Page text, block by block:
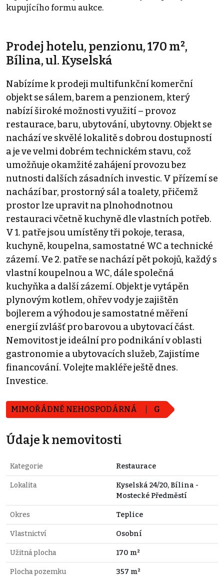
kupujícího formu aukce.
Prodej hotelu, penzionu, 170 m²,
Bílina, ul. Kyselská
Nabízíme k prodeji multifunkční komerční
objekt se sálem, barem a penzionem, který
nabízí široké možnosti využití – provoz
restaurace, baru, ubytování, ubytovny. Objekt se
nachází ve skvělé lokalitě s dobrou dostupností
a je ve velmi dobrém technickém stavu, což
umožňuje okamžité zahájení provozu bez
nutnosti dalších zásadních investic. V přízemí se
nachází bar, prostorný sál a toalety, přičemž
prostor lze upravit na plnohodnotnou
restauraci včetně kuchyně dle vlastních potřeb.
V 1. patře jsou umístěny tři pokoje, terasa,
kuchyně, koupelna, samostatné WC a technické
zázemí. Ve 2. patře se nachází pět pokojů, každý s
vlastní koupelnou a WC, dále společná
kuchyňka a další zázemí. Objekt je vytápěn
plynovým kotlem, ohřev vody je zajištěn
bojlerem a výhodou je samostatné měření
energií zvlášť pro barovou a ubytovací část.
Nemovitost je ideální pro podnikání v oblasti
gastronomie a ubytovacích služeb, Zajistíme
financování. Volejte makléře ještě dnes.
Investice.
MIMOŘÁDNĚ NEHOSPODÁRNÁ G
Údaje k nemovitosti
Kategorie Restaurace
Lokalita
Kyselská 24/20, Bílina -
Mostecké Předměstí
Okres Teplice
Vlastnictví Osobní
Užitná plocha 170 m²
Plocha pozemku 357 m²